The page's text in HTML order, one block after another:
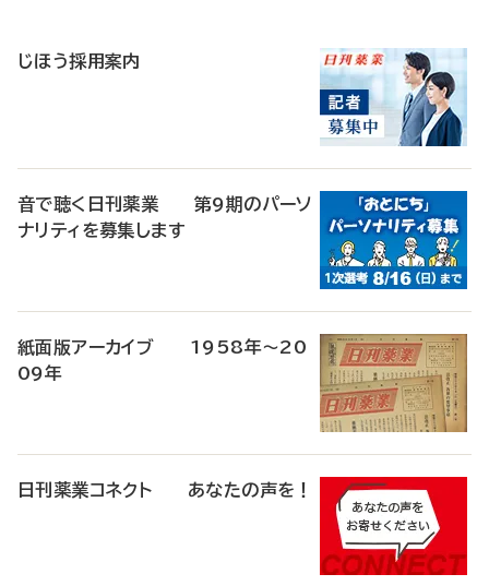
じほう採用案内
音で聴く日刊薬業 第9期のパーソ
ナリティを募集します
紙面版アーカイブ 1958年～20
09年
日刊薬業コネクト あなたの声を！